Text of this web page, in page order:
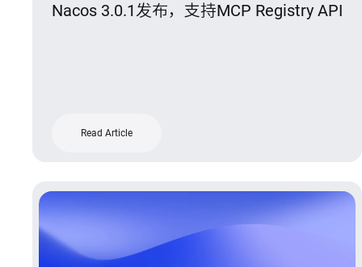
Nacos 3.0.1发布，支持MCP Registry API
Read Article